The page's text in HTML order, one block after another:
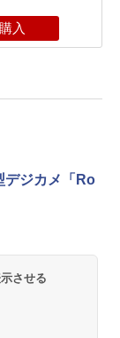
入
デジカメ「Ro
させる